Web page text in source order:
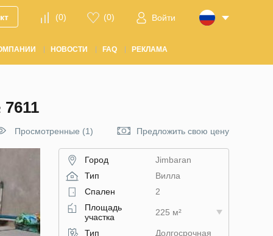
(0) (0) Войти
НОВОСТИ FAQ РЕКЛАМА
Просмотренные (1) Предложить свою цену
Город
Jimbaran
Тип
Вилла
Спален
2
Площадь
участка
225 м²
Тип
Долгосрочная